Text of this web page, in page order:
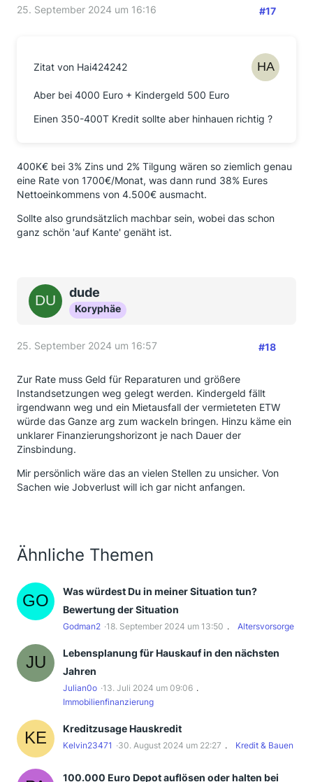
25. September 2024 um 16:16 #17
Zitat von Hai424242
Aber bei 4000 Euro + Kindergeld 500 Euro
Einen 350-400T Kredit sollte aber hinhauen richtig ?
400K€ bei 3% Zins und 2% Tilgung wären so ziemlich genau
eine Rate von 1700€/Monat, was dann rund 38% Eures
Nettoeinkommens von 4.500€ ausmacht.
Sollte also grundsätzlich machbar sein, wobei das schon
ganz schön 'auf Kante' genäht ist.
dude
Koryphäe
25. September 2024 um 16:57 #18
Zur Rate muss Geld für Reparaturen und größere
Instandsetzungen weg gelegt werden. Kindergeld fällt
irgendwann weg und ein Mietausfall der vermieteten ETW
würde das Ganze arg zum wackeln bringen. Hinzu käme ein
unklarer Finanzierungshorizont je nach Dauer der
Zinsbindung.
Mir persönlich wäre das an vielen Stellen zu unsicher. Von
Sachen wie Jobverlust will ich gar nicht anfangen.
Ähnliche Themen
Was würdest Du in meiner Situation tun?
Bewertung der Situation
Godman2 18. September 2024 um 13:50 Altersvorsorge
Lebensplanung für Hauskauf in den nächsten
Jahren
Julian0o 13. Juli 2024 um 09:06
Immobilienfinanzierung
Kreditzusage Hauskredit
Kelvin23471 30. August 2024 um 22:27 Kredit & Bauen
100.000 Euro Depot auflösen oder halten bei